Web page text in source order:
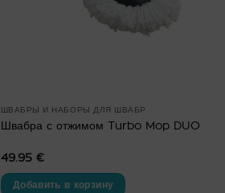
ШВАБРЫ И НАБОРЫ ДЛЯ ШВАБР
Швабра с отжимом Turbo Mop DUO
49.95 €
Добавить в корзину